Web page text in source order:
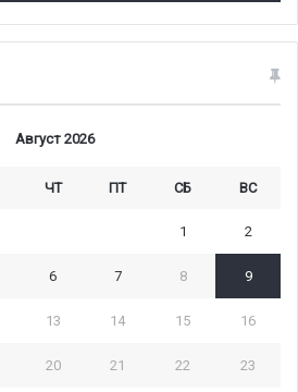
Август 2026
ЧТ ПТ СБ ВС
1 2
6 7 8 9
13 14 15 16
20 21 22 23